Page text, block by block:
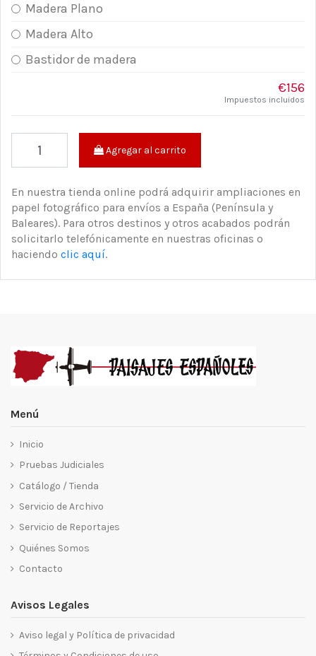
Madera Plano
Madera Alto
Bastidor de madera
€156
Impuestos incluidos
Agregar al carrito
En nuestra tienda online podrá adquirir ampliaciones en
papel fotográfico para envíos a España (Península y
Baleares). Para otros destinos y otros acabados podrán
solicitarlo telefónicamente en nuestras oficinas o
haciendo clic aquí.
Menú
Inicio
Pruebas Judiciales
Catálogo / Tienda
Servicio de Archivo
Servicio de Reportajes
Quiénes Somos
Contacto
Avisos Legales
Aviso legal y Política de privacidad